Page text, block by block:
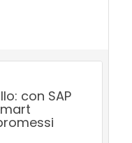
con SAP